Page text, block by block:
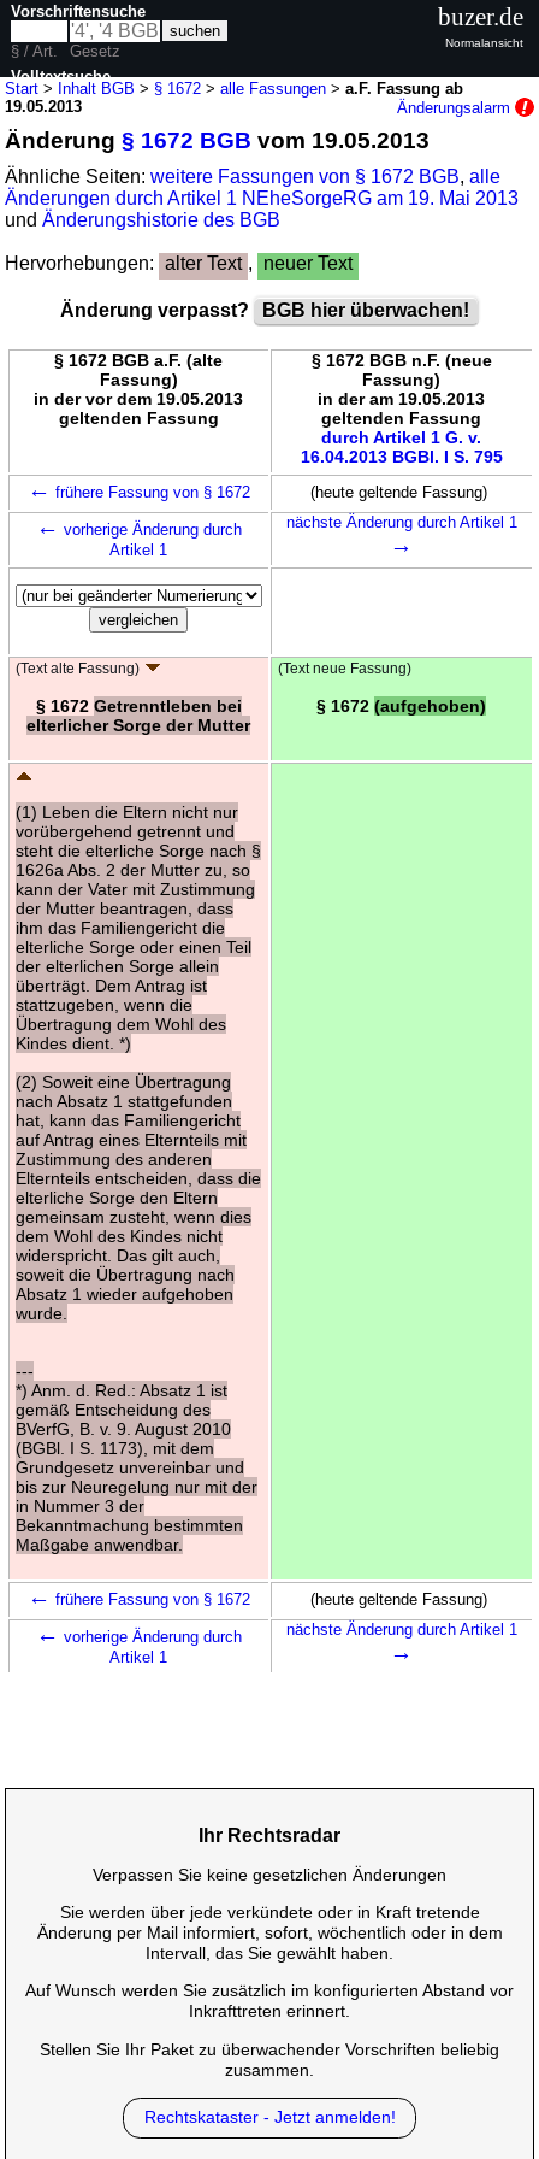
Start > Inhalt BGB > § 1672 >alle Fassungen >a.F. Fassung ab
19.05.2013
Änderungsalarm
Änderung§ 1672 BGB vom 19.05.2013
Ähnliche Seiten:weitere Fassungen von § 1672 BGB,alle
Änderungen durch Artikel 1 NEheSorgeRG am 19. Mai 2013
undÄnderungshistorie des BGB
Hervorhebungen: alter Text , neuer Text
Änderung verpasst? BGB hier überwachen!
§ 1672 BGB a.F. (alte
Fassung)
in der vor dem 19.05.2013
geltenden Fassung
§ 1672 BGB n.F. (neue
Fassung)
in der am 19.05.2013
geltenden Fassung
durch Artikel 1 G. v.
16.04.2013 BGBl. I S. 795
← frühere Fassung von § 1672 (heute geltende Fassung)
← vorherige Änderung durch
Artikel 1
nächste Änderung durch Artikel 1
→
(Text alte Fassung)
§ 1672 Getrenntleben bei
elterlicher Sorge der Mutter
(Text neue Fassung)
§ 1672 (aufgehoben)
(1) Leben die Eltern nicht nur
vorübergehend getrennt und
steht die elterliche Sorge nach §
1626a Abs. 2 der Mutter zu, so
kann der Vater mit Zustimmung
der Mutter beantragen, dass
ihm das Familiengericht die
elterliche Sorge oder einen Teil
der elterlichen Sorge allein
überträgt. Dem Antrag ist
stattzugeben, wenn die
Übertragung dem Wohl des
Kindes dient. *)
(2) Soweit eine Übertragung
nach Absatz 1 stattgefunden
hat, kann das Familiengericht
auf Antrag eines Elternteils mit
Zustimmung des anderen
Elternteils entscheiden, dass die
elterliche Sorge den Eltern
gemeinsam zusteht, wenn dies
dem Wohl des Kindes nicht
widerspricht. Das gilt auch,
soweit die Übertragung nach
Absatz 1 wieder aufgehoben
wurde.
---
*) Anm. d. Red.: Absatz 1 ist
gemäß Entscheidung des
BVerfG, B. v. 9. August 2010
(BGBl. I S. 1173), mit dem
Grundgesetz unvereinbar und
bis zur Neuregelung nur mit der
in Nummer 3 der
Bekanntmachung bestimmten
Maßgabe anwendbar.
← frühere Fassung von § 1672 (heute geltende Fassung)
← vorherige Änderung durch
Artikel 1
nächste Änderung durch Artikel 1
→
Vorschriftensuche
§ / Art.
Gesetz
Volltextsuche
buzer.de
Normalansicht
Ihr Rechtsradar
Verpassen Sie keine gesetzlichen Änderungen
Sie werden über jede verkündete oder in Kraft tretende
Änderung per Mail informiert, sofort, wöchentlich oder in dem
Intervall, das Sie gewählt haben.
Auf Wunsch werden Sie zusätzlich im konfigurierten Abstand vor
Inkrafttreten erinnert.
Stellen Sie Ihr Paket zu überwachender Vorschriften beliebig
zusammen.
Rechtskataster - Jetzt anmelden!